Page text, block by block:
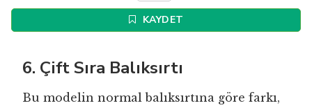
KAYDET
6. Çift Sıra Balıksırtı
Bu modelin normal balıksırtına göre farkı,